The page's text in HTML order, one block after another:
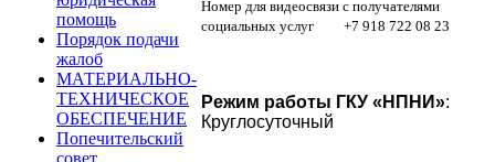
помощь
Порядок подачи
жалоб
МАТЕРИАЛЬНО-
ТЕХНИЧЕСКОЕ
ОБЕСПЕЧЕНИЕ
Попечительский
совет
Номер для видеосвязи с получателями
социальных услуг +7 918 722 08 23
Режим работы ГКУ «НПНИ»:
Круглосуточный